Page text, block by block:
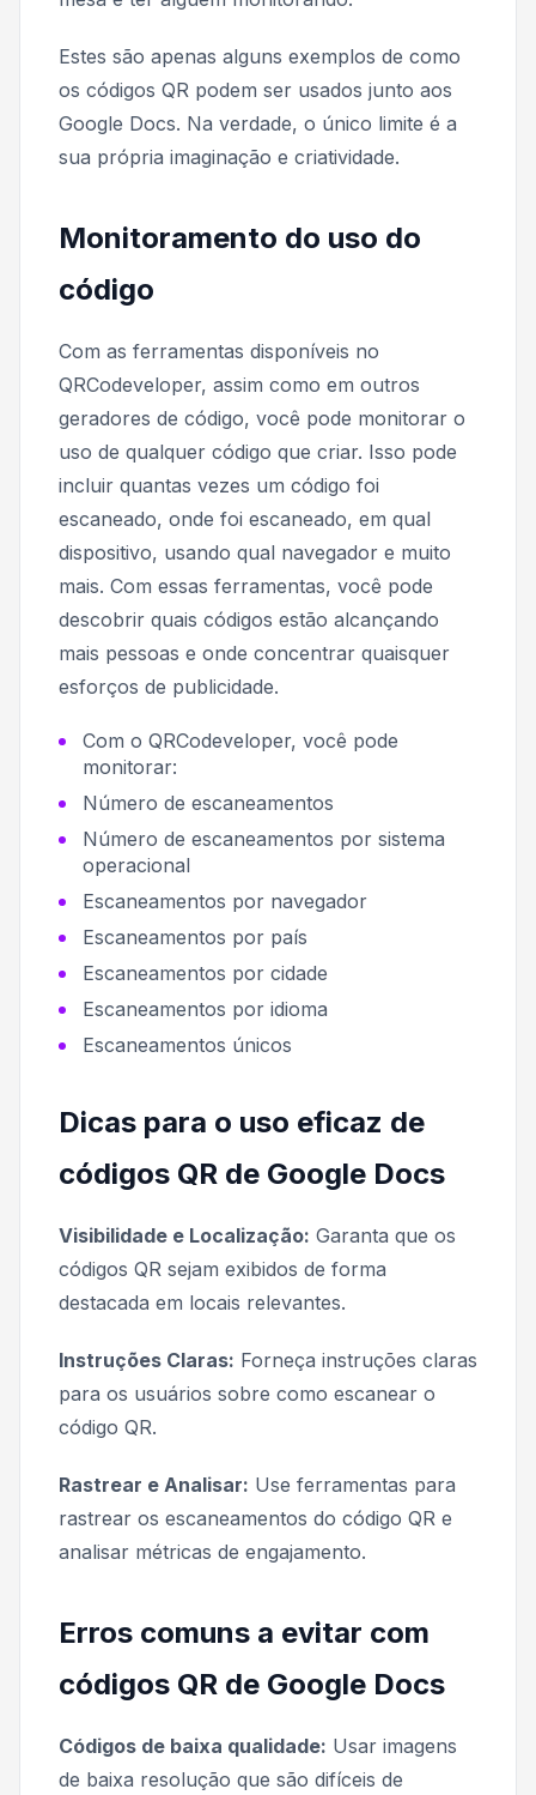
Estes são apenas alguns exemplos de como
os códigos QR podem ser usados junto aos
Google Docs. Na verdade, o único limite é a
sua própria imaginação e criatividade.
Monitoramento do uso do
código
Com as ferramentas disponíveis no
QRCodeveloper, assim como em outros
geradores de código, você pode monitorar o
uso de qualquer código que criar. Isso pode
incluir quantas vezes um código foi
escaneado, onde foi escaneado, em qual
dispositivo, usando qual navegador e muito
mais. Com essas ferramentas, você pode
descobrir quais códigos estão alcançando
mais pessoas e onde concentrar quaisquer
esforços de publicidade.
Com o QRCodeveloper, você pode
monitorar:
Número de escaneamentos
Número de escaneamentos por sistema
operacional
Escaneamentos por navegador
Escaneamentos por país
Escaneamentos por cidade
Escaneamentos por idioma
Escaneamentos únicos
Dicas para o uso eficaz de
códigos QR de Google Docs
Visibilidade e Localização: Garanta que os
códigos QR sejam exibidos de forma
destacada em locais relevantes.
Instruções Claras: Forneça instruções claras
para os usuários sobre como escanear o
código QR.
Rastrear e Analisar: Use ferramentas para
rastrear os escaneamentos do código QR e
analisar métricas de engajamento.
Erros comuns a evitar com
códigos QR de Google Docs
Códigos de baixa qualidade: Usar imagens
de baixa resolução que são difíceis de